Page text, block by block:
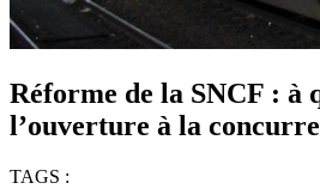
Réforme de la SNCF : à
l’ouverture à la
TAGS :